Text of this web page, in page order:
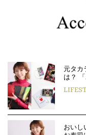
元タカ
は？
おいし